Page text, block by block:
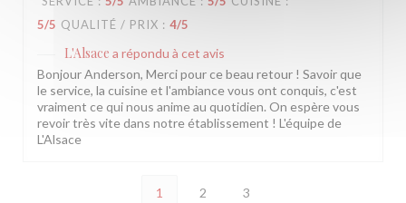
5/5 QUALITÉ / PRIX : 4/5
L'Alsace a répondu à cet avis
Bonjour Anderson, Merci pour ce beau retour ! Savoir que
le service, la cuisine et l'ambiance vous ont conquis, c'est
vraiment ce qui nous anime au quotidien. On espère vous
revoir très vite dans notre établissement ! L'équipe de
L'Alsace
1 2 3